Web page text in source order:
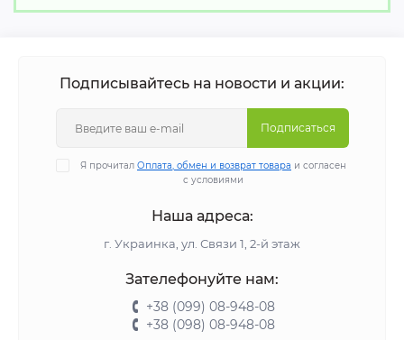
Подписывайтесь на новости и акции:
Подписаться
Я прочитал Оплата, обмен и возврат товара и согласен
с условиями
Наша адреса:
г. Украинка, ул. Связи 1, 2-й этаж
Зателефонуйте нам:
+38 (099) 08-948-08
+38 (098) 08-948-08